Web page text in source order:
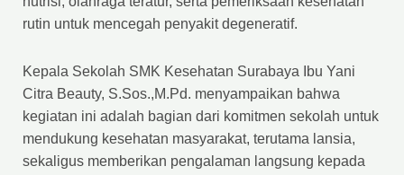
rutin untuk mencegah penyakit degeneratif.
Kepala Sekolah SMK Kesehatan Surabaya Ibu Yani
Citra Beauty, S.Sos.,M.Pd. menyampaikan bahwa
kegiatan ini adalah bagian dari komitmen sekolah untuk
mendukung kesehatan masyarakat, terutama lansia,
sekaligus memberikan pengalaman langsung kepada